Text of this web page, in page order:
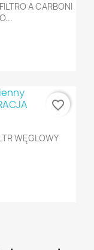
A CARBONI
WĘGLOWY
favorite_border